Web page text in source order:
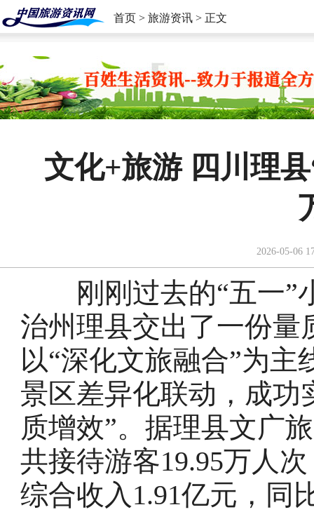
首页 > 旅游资讯 > 正文
文化+旅游 四川理
2026-05-06
刚刚过去的“五一”
治州理县交出了一份量
以“深化文旅融合”为
景区差异化联动，成功
质增效”。据理县文广
共接待游客19.95万人
综合收入1.91亿元，同